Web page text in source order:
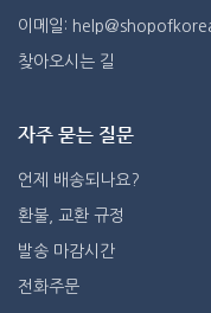
이메일:
찾아오시는 길
자주 묻는 질문
언제 배송되나요?
환불, 교환 규정
발송 마감시간
전화주문